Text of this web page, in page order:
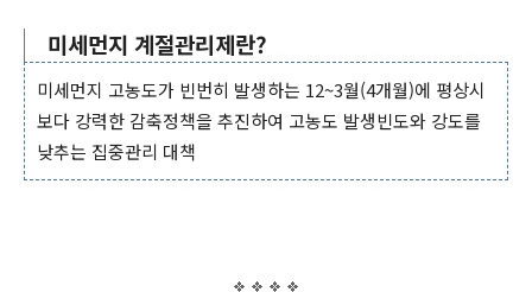
미세먼지 계절관리제란?
미세먼지 고농도가 빈번히 발생하는 12~3월(4개월)에 평상시
보다 강력한 감축정책을 추진하여 고농도 발생빈도와 강도를
낮추는 집중관리 대책